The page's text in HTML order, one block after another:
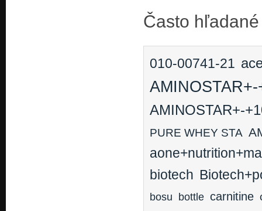
Často
010-00741-21
AMINOSTAR+-
PURE WHEY STA
biotech
bosu bottle carnitine